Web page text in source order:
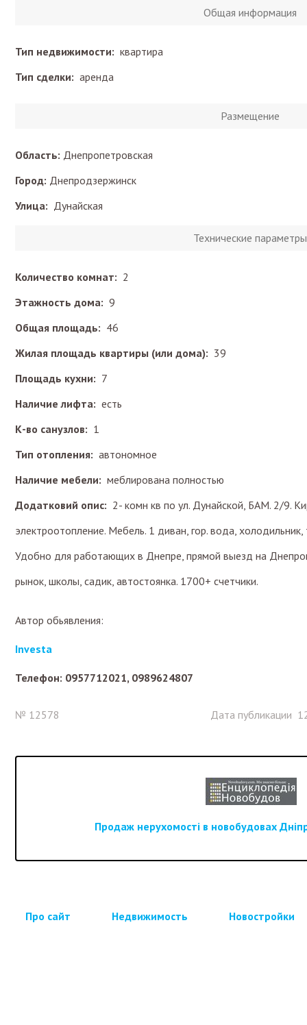
Общая информация
Тип недвижимости: квартира
Тип сделки: аренда
Размещение
Область: Днепропетровская
Город: Днепродзержинск
Улица: Дунайская
Технические параметры
Количество комнат: 2
Этажность дома: 9
Общая площадь: 46
Жилая площадь квартиры (или дома): 39
Площадь кухни: 7
Наличие лифта: есть
К-во санузлов: 1
Тип отопления: автономное
Наличие мебели: меблирована полностью
Додатковий опис: 2- комн кв по ул. Дунайской, БАМ. 2/9.
электроотопление. Мебель. 1 диван, гор. вода,
Удобно для работающих в Днепре, прямой выезд на
рынок, школы, садик, автостоянка. 1700+ счетчики.
Автор обьявления:
Investa
Телефон: 0957712021, 0989624807
№ 12578 Дата публикации
Продаж нерухомості в новобудовах
Про сайт Недвижимость Новостройки